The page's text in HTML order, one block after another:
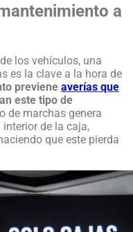
a
los vehículos, una
es la clave a la hora de
previene averías que
este tipo de
de marchas genera
de la caja,
que este pierda